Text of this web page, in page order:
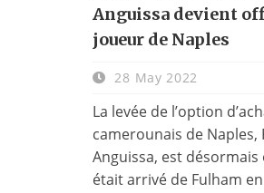
Anguissa devient
joueur de Naples
28 May 2022
La levée de l’option
camerounais de Naples,
Anguissa, est
était arrivé de Fulham en